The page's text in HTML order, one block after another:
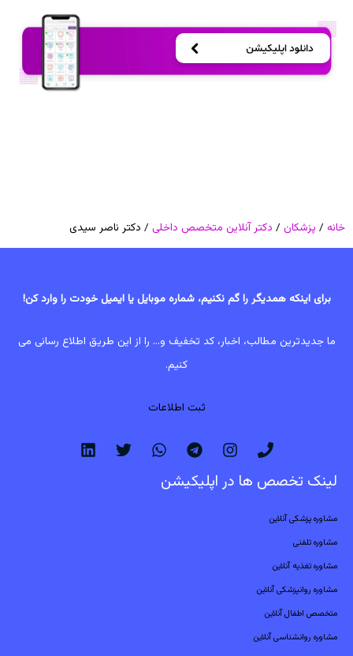
خانه / پزشکان / دکتر آنلاین متخصص داخلی / دکتر ناصر سیدی
برای اینکه همدیگر را گم نکنیم، شماره موبایل یا ایمیل خودت را وارد کن!
ما جدیدترین مطالب، اخبار، کد تخفیف و... را از این طریق اطلاع رسانی می
کنیم.
ثبت اطلاعات
لینک تخصص ها در اپلیکیشن
مشاوره پزشکی آنلاین
مشاوره تلفنی
مشاوره تغذیه آنلاین
مشاوره روانپزشکی آنلاین
متخصص اطفال آنلاین
مشاوره روانشناسی آنلاین